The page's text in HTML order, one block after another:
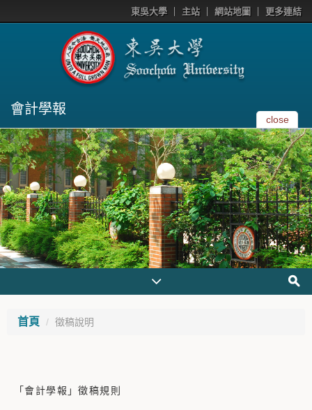
東吳大學 主站 網站地圖 更多連結
會計學報
close
首頁 徵稿說明
「會計學報」徵稿規則